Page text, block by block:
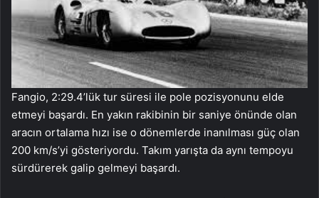
Fangio, 2:29.4’lük tur süresi ile pole pozisyonunu elde
etmeyi başardı. En yakın rakibinin bir saniye önünde olan
aracın ortalama hızı ise o dönemlerde inanılması güç olan
200 km/s’yi gösteriyordu. Takım yarışta da aynı tempoyu
sürdürerek galip gelmeyi başardı.